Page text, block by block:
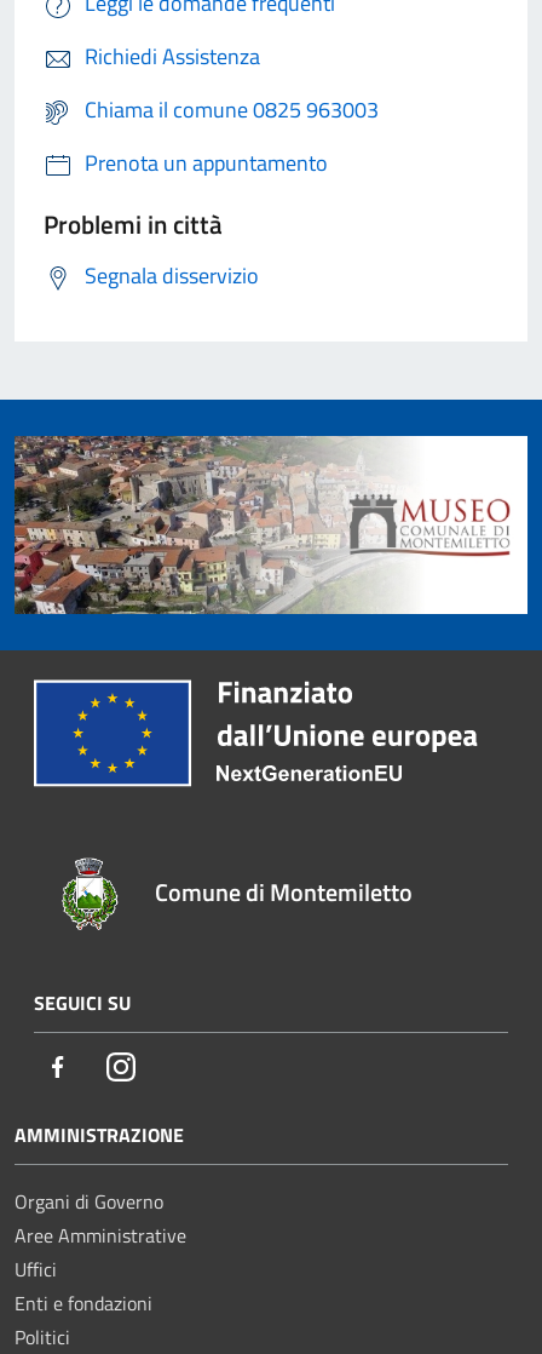
Richiedi Assistenza
Chiama il comune 0825 963003
Prenota un appuntamento
Problemi in città
Segnala disservizio
Comune di Montemiletto
SEGUICI SU
FacebookInstagram
AMMINISTRAZIONE
Organi di Governo
Aree Amministrative
Uffici
Enti e fondazioni
Politici